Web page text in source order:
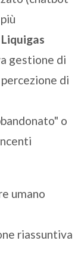
Liquigas
gestione di
di
o
umano
riassuntiva